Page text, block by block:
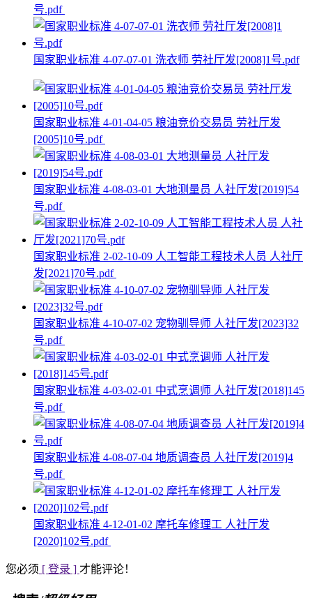
号.pdf
国家职业标准 4-07-07-01 洗衣师 劳社厅发[2008]1号.pdf
国家职业标准 4-01-04-05 粮油竞价交易员 劳社厅发
[2005]10号.pdf
国家职业标准 4-08-03-01 大地测量员 人社厅发[2019]54
号.pdf
国家职业标准 2-02-10-09 人工智能工程技术人员 人社厅
发[2021]70号.pdf
国家职业标准 4-10-07-02 宠物驯导师 人社厅发[2023]32
号.pdf
国家职业标准 4-03-02-01 中式烹调师 人社厅发[2018]145
号.pdf
国家职业标准 4-08-07-04 地质调查员 人社厅发[2019]4
号.pdf
国家职业标准 4-12-01-02 摩托车修理工 人社厅发
[2020]102号.pdf
您必须 [ 登录 ] 才能评论！